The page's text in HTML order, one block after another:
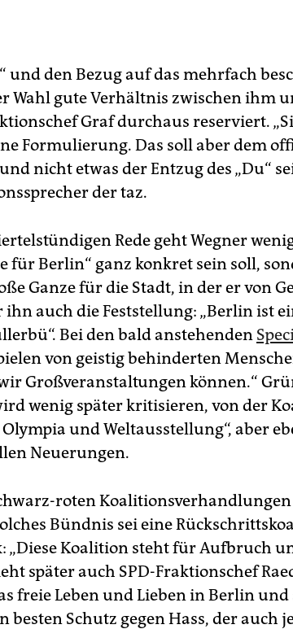
und den Bezug auf das mehrfach
Wahl gute Verhältnis zwischen ihm
Graf durchaus reserviert.
Formulierung. Das soll aber dem
nicht etwas der Entzug des „Du“
der taz.
Rede geht Wegner
für Berlin“ ganz konkret sein soll,
Ganze für die Stadt, in der er von
auch die Feststellung: „Berlin ist
Bei den bald anstehenden
von geistig behinderten
Großveranstaltungen können.“
wenig später kritisieren, von der
und Weltausstellung“, aber
Neuerungen.
roten
Bündnis sei eine
„Diese Koalition steht für Aufbruch
später auch SPD-Frak­tions­chef
freie Leben und Lieben in Berlin
besten Schutz gegen Hass, der auch